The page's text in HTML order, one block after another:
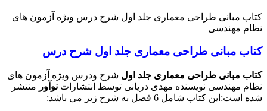
کتاب مبانی طراحی معماری جلد اول شرح درس ویژه آزمون های
نظام مهندسی
کتاب مبانی طراحی معماری جلد اول شرح درس
کتاب مبانی طراحی معماری جلد اول شرح ودرس ویژه آزمون های
نظام مهندسی نویسنده مهدی دریانی توسط انتشارات نوآور منتشر
شده است:این کتاب شامل 6 فصل به شرح زیر می باشد: